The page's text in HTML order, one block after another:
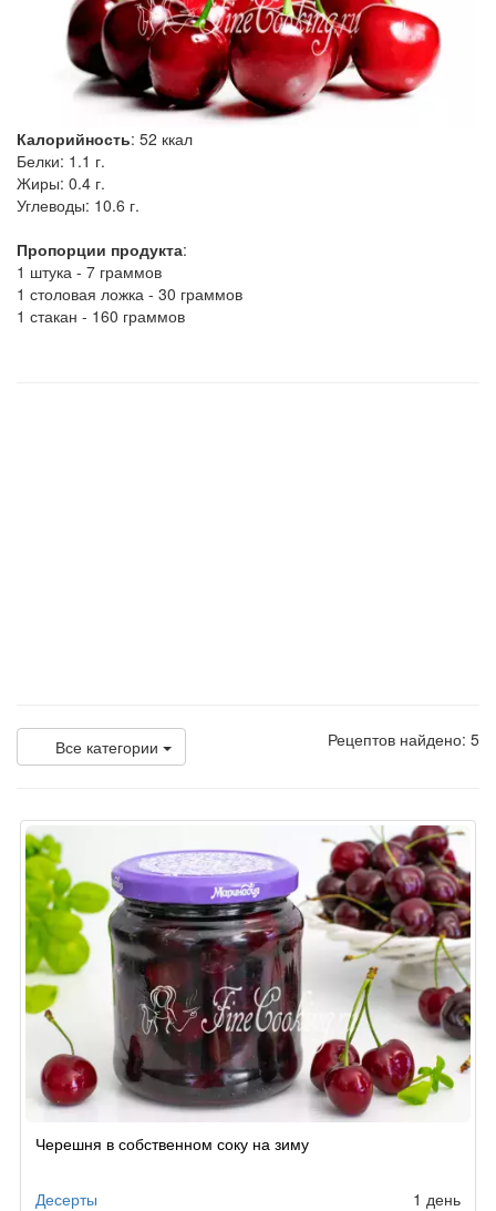
Калорийность: 52 ккал
Белки: 1.1 г.
Жиры: 0.4 г.
Углеводы: 10.6 г.
Пропорции продукта:
1 штука - 7 граммов
1 столовая ложка - 30 граммов
1 стакан - 160 граммов
Все категории Рецептов найдено: 5
Черешня в собственном соку на зиму
Десерты 1 день